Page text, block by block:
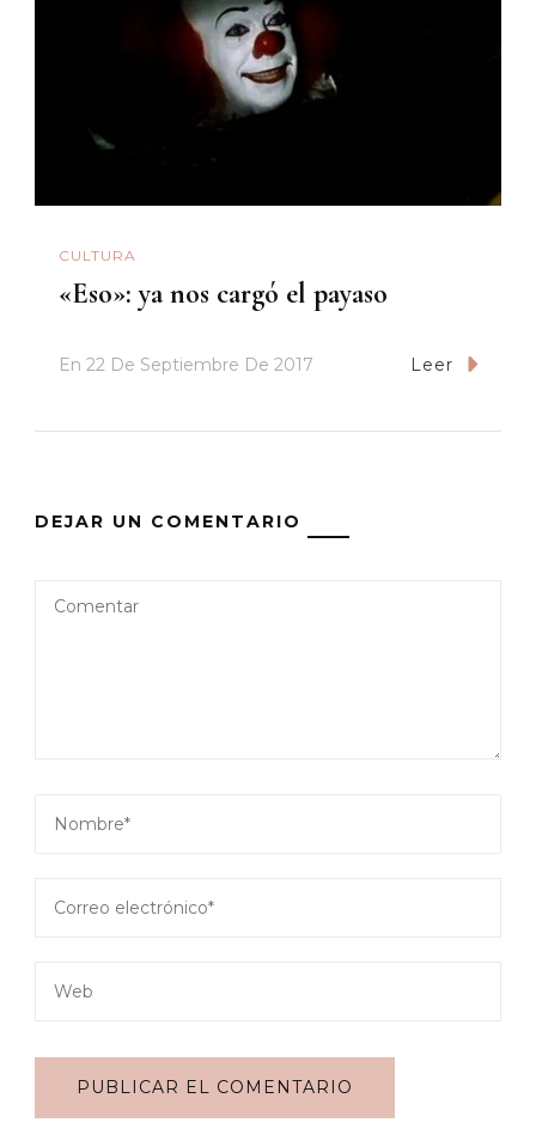
CULTURA
«Eso»: ya nos cargó el payaso
En 22 De Septiembre De 2017 Leer
DEJAR UN COMENTARIO